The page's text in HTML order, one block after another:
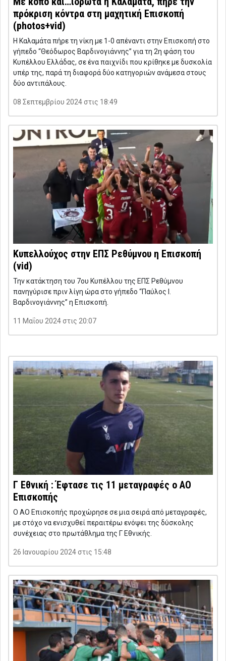
πρόκριση κόντρα στη μαχητική Επισκοπή
(photos+vid)
Η Καλαμάτα πήρε τη νίκη με 1-0 απέναντι στην Επισκοπή στο
γήπεδο “Θεόδωρος Βαρδινογιάννης” για τη 2η φάση του
Κυπέλλου Ελλάδας, σε ένα παιχνίδι που κρίθηκε με δυσκολία
υπέρ της, παρά τη διαφορά δύο κατηγοριών ανάμεσα στους
δύο αντιπάλους.
08 Σεπτεμβρίου 2024 στις 18:49
Κυπελλούχος στην ΕΠΣ Ρεθύμνου η Επισκοπή
(vid)
Την κατάκτηση του 7ου Κυπέλλου της ΕΠΣ Ρεθύμνου
πανηγύρισε πριν λίγη ώρα στο γήπεδο “Παύλος Ι.
Βαρδινογιάννης” η Επισκοπή.
11 Μαΐου 2024 στις 20:07
Γ Εθνική : Έφτασε τις 11 μεταγραφές ο ΑΟ
Επισκοπής
Ο ΑΟ Επισκοπής προχώρησε σε μια σειρά από μεταγραφές,
με στόχο να ενισχυθεί περαιτέρω ενόψει της δύσκολης
συνέχειας στο πρωτάθλημα της Γ Εθνικής.
26 Ιανουαρίου 2024 στις 15:48